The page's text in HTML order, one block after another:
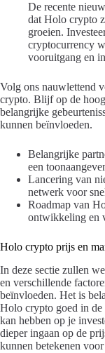
De recente
dat Holo crypto
groeien.
cryptocurrency
vooruitgang en
Volg ons nauwlettend
crypto. Blijf op de
belangrijke
kunnen beïnvloeden.
Belangrijke
een
Lancering van
netwerk voor
Roadmap van
ontwikkeling en
Holo crypto prijs en
In deze sectie zullen
en verschillende
beïnvloeden. Het is
Holo crypto goed in de
kan hebben op je
dieper ingaan op de
kunnen betekenen